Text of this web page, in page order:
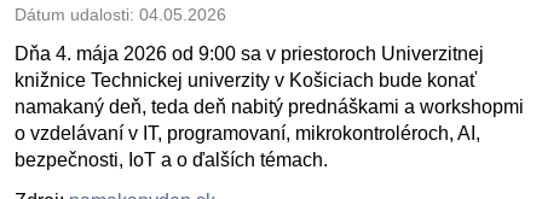
Dátum udalosti: 04.05.2026
Dňa 4. mája 2026 od 9:00 sa v priestoroch Univerzitnej
knižnice Technickej univerzity v Košiciach bude konať
namakaný deň, teda deň nabitý prednáškami a workshopmi
o vzdelávaní v IT, programovaní, mikrokontroléroch, AI,
bezpečnosti, IoT a o ďalších témach.